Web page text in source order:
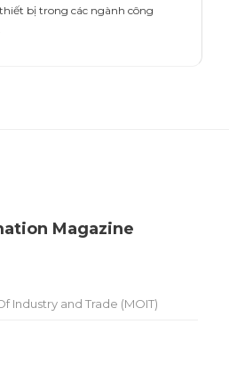
bị trong các ngành công
Magazine
Industry and Trade (MOIT)